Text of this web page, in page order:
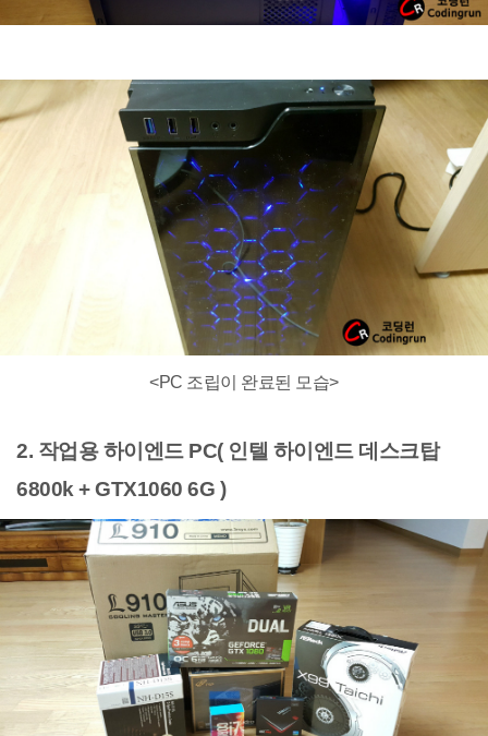
<PC 조립이 완료된 모습>
2. 작업용 하이엔드 PC( 인텔 하이엔드 데스크탑
6800k + GTX1060 6G )